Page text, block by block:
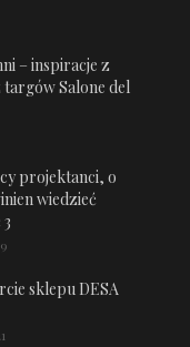
– inspiracje z
Salone del
projektanci, o
wiedzieć
sklepu DESA